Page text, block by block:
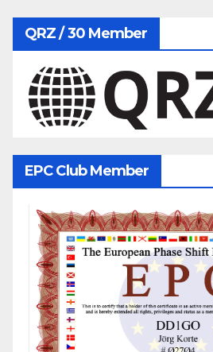
QRZ / 30 Member
EPC Club Member